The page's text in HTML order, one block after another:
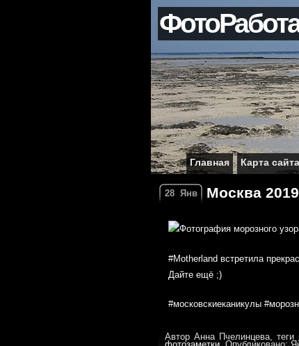
Главная Карта сайта
28 Янв Москва 2019
#Motherland встретила
Дайте ещё ;)
#московскиеканикулы
Автор Анна Пчелинцева, теги
фотозаметки . Опубликовано: